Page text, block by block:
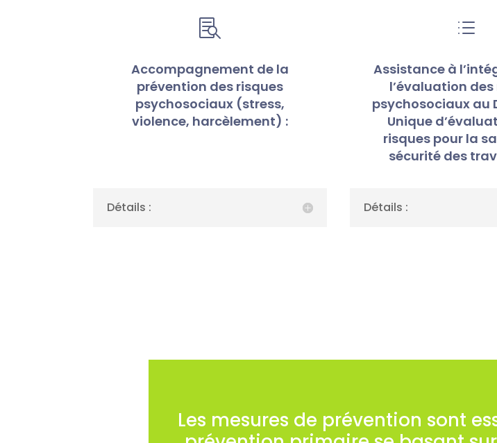

Accompagnement de la
prévention des risques
psychosociaux (stress,
violence, harcèlement) :
Détails :
d
Assistance à
l’évaluation
psychosociaux au
Unique
risques pour la
sécurité des
Détails :
Les mesures de prévention sont